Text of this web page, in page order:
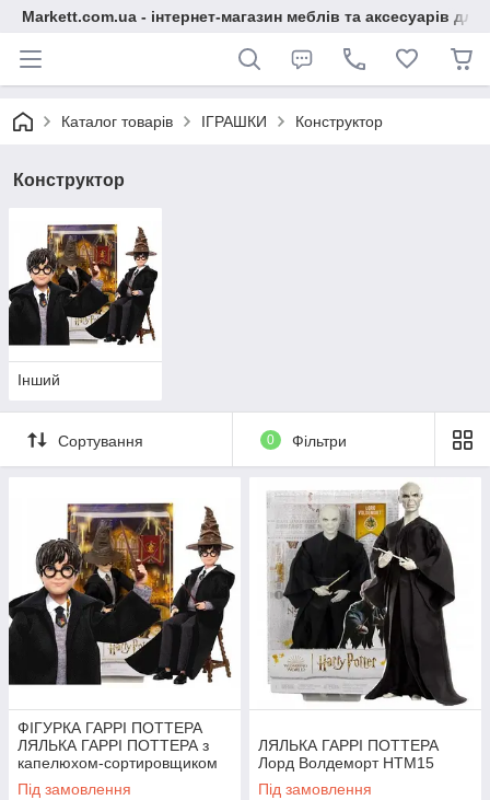
Markett.com.ua - інтернет-магазин меблів та аксесуарів для
Каталог товарів ІГРАШКИ Конструктор
Конструктор
Інший
Сортування 0 Фільтри
ФІГУРКА ГАРРІ ПОТТЕРА
ЛЯЛЬКА ГАРРІ ПОТТЕРА з
капелюхом-сортировщиком
та чарівною паличкою HND78
Під замовлення
ЛЯЛЬКА ГАРРІ ПОТТЕРА
Лорд Волдеморт HTM15
Під замовлення